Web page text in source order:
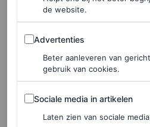
de website.
Advertenties
Advertenties
Beter aanleveren van
gebruik van cookies.
Sociale media in artikelen
Sociale media in artikelen
Laten zien van sociale